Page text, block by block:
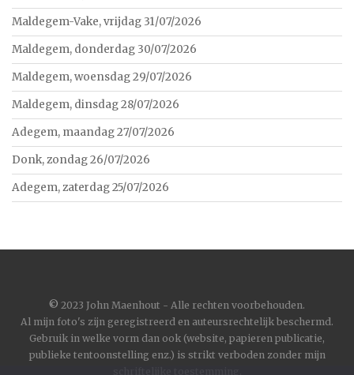
Maldegem-Vake, vrijdag 31/07/2026
Maldegem, donderdag 30/07/2026
Maldegem, woensdag 29/07/2026
Maldegem, dinsdag 28/07/2026
Adegem, maandag 27/07/2026
Donk, zondag 26/07/2026
Adegem, zaterdag 25/07/2026
© 2023 John Maenhout - Alle rechten voorbehouden.
Al mijn foto's zijn geregistreerd en auteursrechtelijk beschermd.
Gebruik in welke vorm dan ook (website, papieren publicatie,
publieke tentoonstelling enz.) is strikt verboden zonder mijn